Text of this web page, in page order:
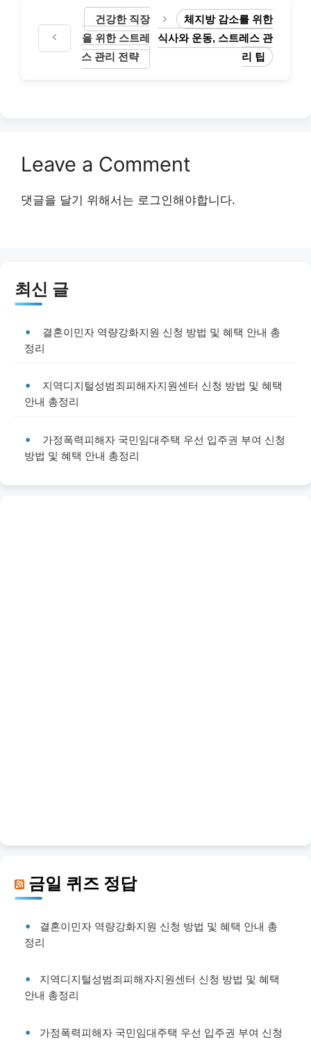
건강한 직장
을 위한 스트레
스 관리 전략
체지방 감소를 위한
식사와 운동, 스트레스 관
리 팁
Leave a Comment
댓글을 달기 위해서는 로그인해야합니다.
최신 글
결혼이민자 역량강화지원 신청 방법 및 혜택 안내 총
정리
지역디지털성범죄피해자지원센터 신청 방법 및 혜택
안내 총정리
가정폭력피해자 국민임대주택 우선 입주권 부여 신청
방법 및 혜택 안내 총정리
금일 퀴즈 정답
결혼이민자 역량강화지원 신청 방법 및 혜택 안내 총
정리
지역디지털성범죄피해자지원센터 신청 방법 및 혜택
안내 총정리
가정폭력피해자 국민임대주택 우선 입주권 부여 신청